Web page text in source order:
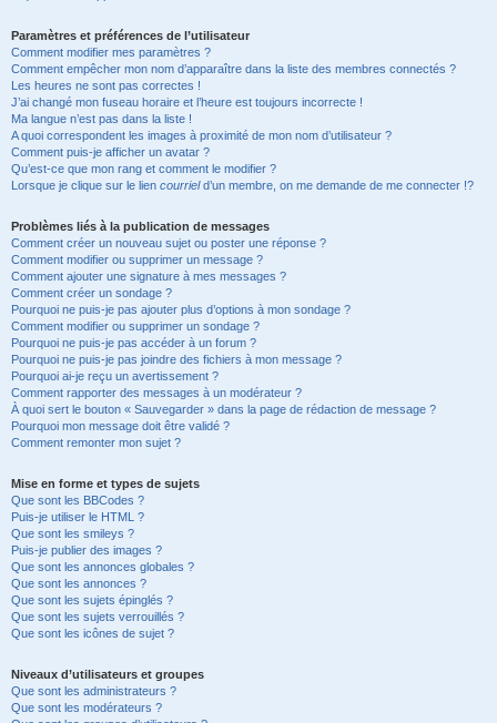
Paramètres et préférences de l’utilisateur
Comment modifier mes paramètres ?
Comment empêcher mon nom d’apparaître dans la liste des membres connectés ?
Les heures ne sont pas correctes !
J’ai changé mon fuseau horaire et l’heure est toujours incorrecte !
Ma langue n’est pas dans la liste !
A quoi correspondent les images à proximité de mon nom d’utilisateur ?
Comment puis-je afficher un avatar ?
Qu’est-ce que mon rang et comment le modifier ?
Lorsque je clique sur le lien courrield’un membre, on me demande de me connecter !?
Problèmes liés à la publication de messages
Comment créer un nouveau sujet ou poster une réponse ?
Comment modifier ou supprimer un message ?
Comment ajouter une signature à mes messages ?
Comment créer un sondage ?
Pourquoi ne puis-je pas ajouter plus d’options à mon sondage ?
Comment modifier ou supprimer un sondage ?
Pourquoi ne puis-je pas accéder à un forum ?
Pourquoi ne puis-je pas joindre des fichiers à mon message ?
Pourquoi ai-je reçu un avertissement ?
Comment rapporter des messages à un modérateur ?
À quoi sert le bouton « Sauvegarder » dans la page de rédaction de message ?
Pourquoi mon message doit être validé ?
Comment remonter mon sujet ?
Mise en forme et types de sujets
Que sont les BBCodes ?
Puis-je utiliser le HTML ?
Que sont les smileys ?
Puis-je publier des images ?
Que sont les annonces globales ?
Que sont les annonces ?
Que sont les sujets épinglés ?
Que sont les sujets verrouillés ?
Que sont les icônes de sujet ?
Niveaux d’utilisateurs et groupes
Que sont les administrateurs ?
Que sont les modérateurs ?